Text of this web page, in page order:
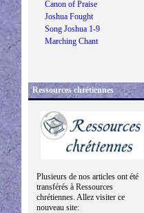
Canon of Praise
Joshua Fought
Song Joshua 1-9
Marching Chant
Ressources chrétiennes
Plusieurs de nos articles ont été
transférés à Ressources
chrétiennes. Allez visiter ce
nouveau site: